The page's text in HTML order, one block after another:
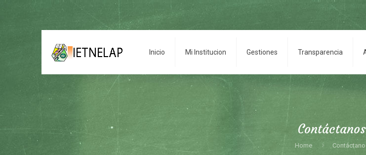
Inicio Mi Institucion Gestiones Transparencia
Contáctanos
Home